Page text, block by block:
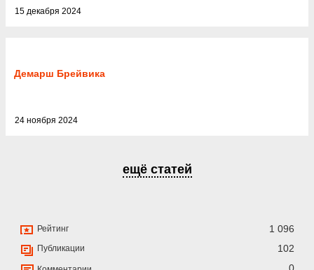
15 декабря 2024
Демарш Брейвика
24 ноября 2024
ещё статей
Рейтинг 1 096
Публикации 102